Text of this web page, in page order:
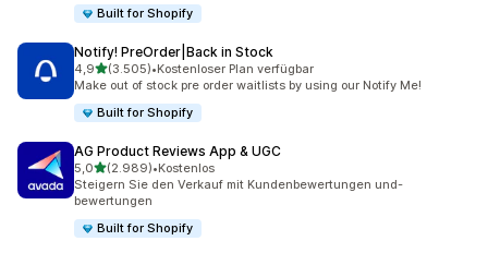
Built for Shopify
Notify! PreOrder|Back in Stock
4,9von 5 Sternen
(3.505)
3505 Rezensionen insgesamt
•Kostenloser Plan verfügbar
Make out of stock pre order waitlists by using our Notify Me!
Built for Shopify
AG Product Reviews App & UGC
5,0von 5 Sternen
(2.989)
2989 Rezensionen insgesamt
•Kostenlos
Steigern Sie den Verkauf mit Kundenbewertungen und-
bewertungen
Built for Shopify